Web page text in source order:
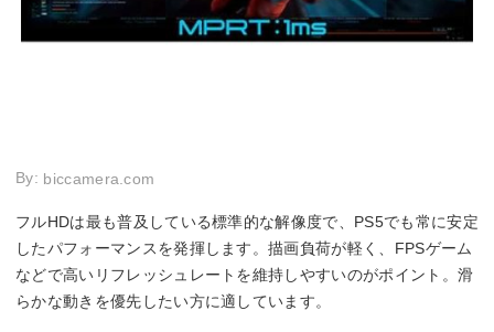
By: biccamera.com
フルHDは最も普及している標準的な解像度で、PS5でも常に安定
したパフォーマンスを発揮します。描画負荷が軽く、FPSゲーム
などで高いリフレッシュレートを維持しやすいのがポイント。滑
らかな動きを優先したい方に適しています。